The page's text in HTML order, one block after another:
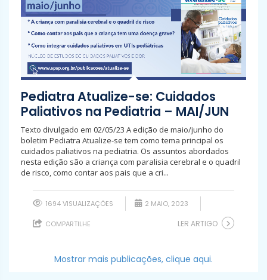
Pediatra Atualize-se: Cuidados
Paliativos na Pediatria – MAI/JUN
Texto divulgado em 02/05/23 A edição de maio/junho do
boletim Pediatra Atualize-se tem como tema principal os
cuidados paliativos na pediatria. Os assuntos abordados
nesta edição são a criança com paralisia cerebral e o quadril
de risco, como contar aos pais que a cri...
1694 VISUALIZAÇÕES 2 MAIO, 2023
COMPARTILHE LER ARTIGO
Mostrar mais publicações, clique aqui.